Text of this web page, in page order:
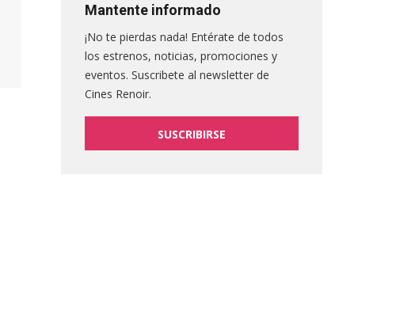
Mantente informado
¡No te pierdas nada! Entérate de todos
los estrenos, noticias, promociones y
eventos. Suscribete al newsletter de
Cines Renoir.
SUSCRIBIRSE